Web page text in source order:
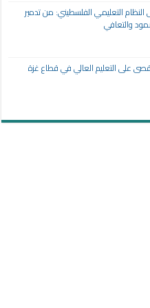
على النظام التعليمي الفلسطيني: من تدمير
والتعافي
على التعليم العالي في قطاع غزة